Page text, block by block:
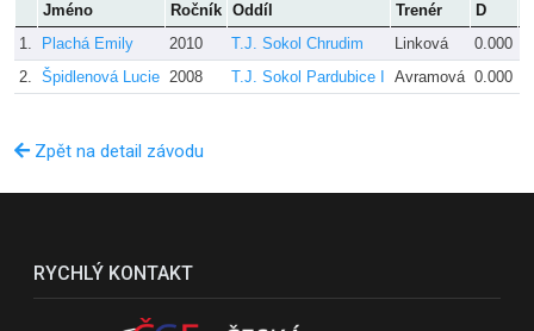
Jméno Ročník Oddíl Trenér D
1.
Plachá Emily 2010 T.J. Sokol Chrudim Linková 0.000
2. Špidlenová Lucie 2008 T.J. Sokol Pardubice I Avramová 0.000
Zpět na detail závodu
RYCHLÝ KONTAKT